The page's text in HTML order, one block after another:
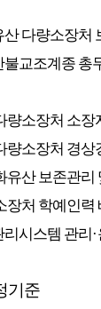
산 다량소장처
불교조계종 총
량소장처 소장
량소장처 경상
유산 보존관리
장처 학예인력
시스템 관리 ·
기준